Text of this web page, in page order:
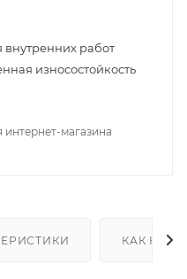
внутренних работ
износостойкость
интернет-магазина
КАК